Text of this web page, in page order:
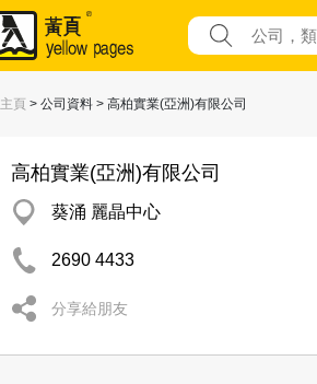
主頁 > 公司資料 > 高柏實業(亞洲)有限公司
高柏實業(亞洲)有限公司
葵涌 麗晶中心
2690 4433
分享給朋友